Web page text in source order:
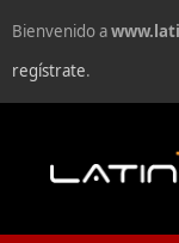
Bienvenido a
regístrate.